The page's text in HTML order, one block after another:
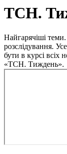
ТСН.
Найгарячіші
розслідування.
бути в курсі всіх
«ТСН. Тиждень».